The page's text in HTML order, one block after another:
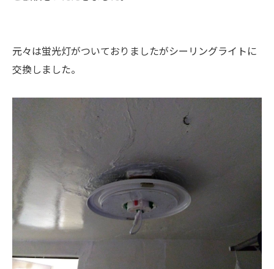
元々は蛍光灯がついておりましたがシーリングライトに
交換しました。